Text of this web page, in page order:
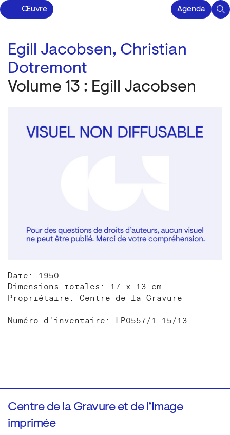
Œuvre Agenda
Egill Jacobsen, Christian
Dotremont
Volume 13 : Egill Jacobsen
Date: 1950
Dimensions totales: 17 x 13 cm
Propriétaire: Centre de la Gravure
Numéro d'inventaire: LP0557/1-15/13
Centre de la Gravure et de l’Image
imprimée